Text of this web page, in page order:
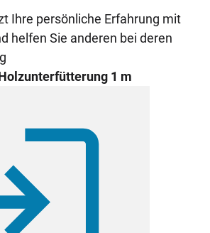
abgegeben
Ihre persönliche Erfahrung mit
helfen Sie anderen bei deren
1 m